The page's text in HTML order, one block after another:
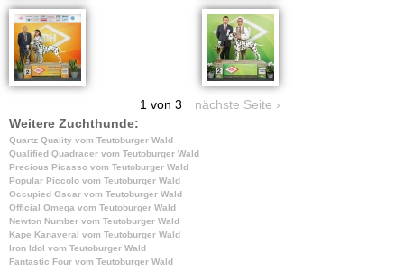
1 von 3
nächste Seite ›
Weitere Zuchthunde:
Quartz Quality vom Teutoburger Wald
Qualified Quadracer vom Teutoburger Wald
Precious Picasso vom Teutoburger Wald
Popular Piccolo vom Teutoburger Wald
Occupied Oscar vom Teutoburger Wald
Official Omega vom Teutoburger Wald
Newton Number vom Teutoburger Wald
Kape Kanaveral vom Teutoburger Wald
Iron Idol vom Teutoburger Wald
Fantastic Four vom Teutoburger Wald